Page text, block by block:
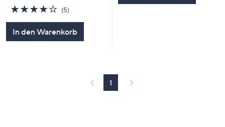
4.0
von
(5)
In den Warenkorb
1